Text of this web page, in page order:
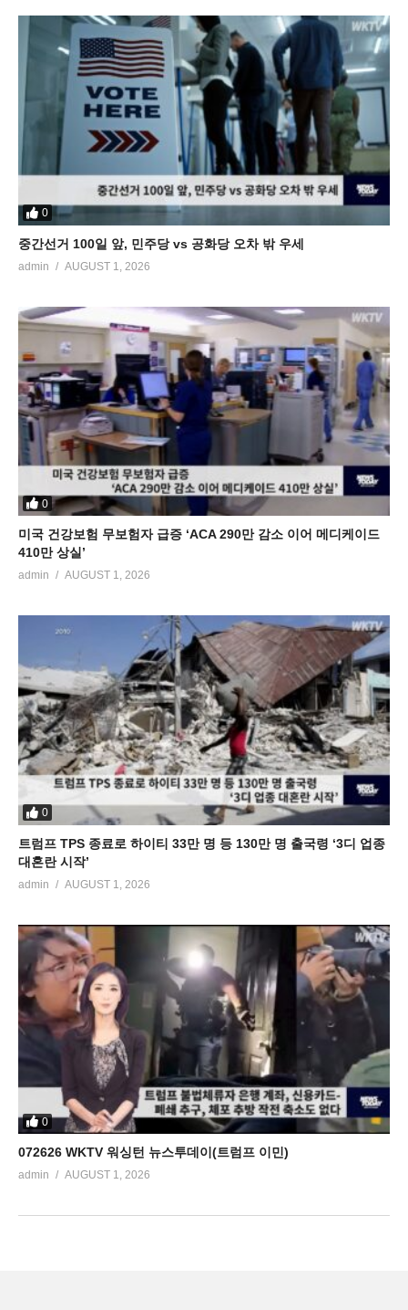
0
중간선거 100일 앞, 민주당 vs 공화당 오차 밖 우세
admin AUGUST 1, 2026
0
미국 건강보험 무보험자 급증 ‘ACA 290만 감소 이어 메디케이드
410만 상실’
admin AUGUST 1, 2026
0
트럼프 TPS 종료로 하이티 33만 명 등 130만 명 출국령 ‘3디 업종
대혼란 시작’
admin AUGUST 1, 2026
0
072626 WKTV 워싱턴 뉴스투데이(트럼프 이민)
admin AUGUST 1, 2026